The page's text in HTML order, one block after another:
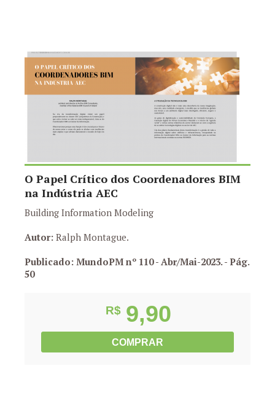
O Papel Crítico dos Coordenadores BIM
na Indústria AEC
Building Information Modeling
Autor: Ralph Montague.
Publicado: MundoPM nº 110 - Abr/Mai-2023.- Pág.
50
R$ 9,90
COMPRAR